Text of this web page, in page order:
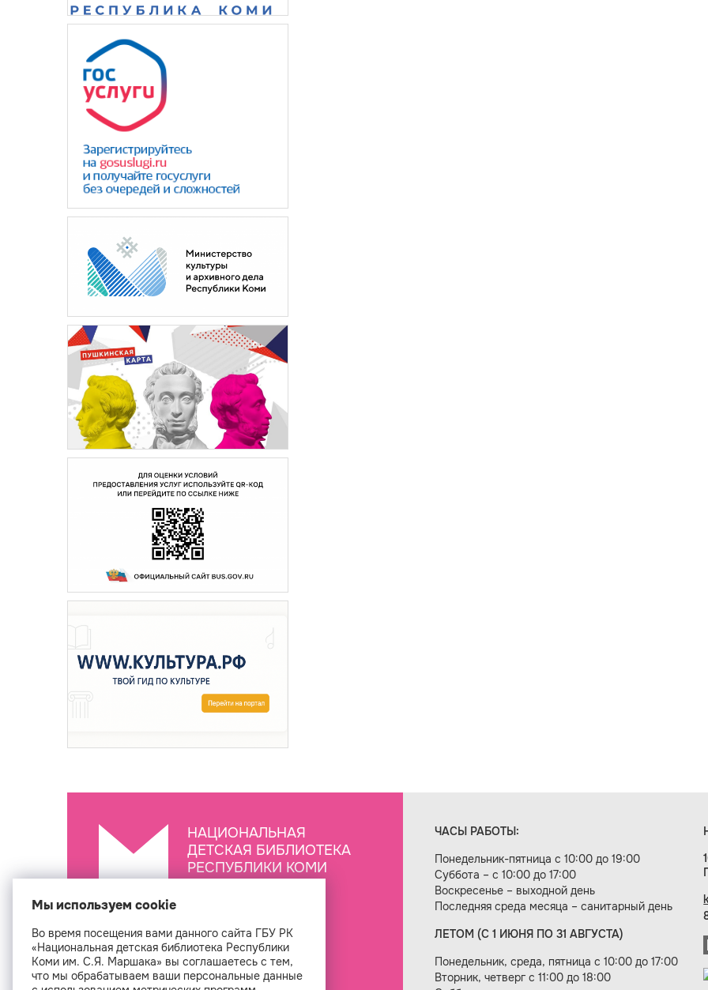
НАЦИОНАЛЬНАЯ
ДЕТСКАЯ БИБЛИОТЕКА
РЕСПУБЛИКИ КОМИ
ЧАСЫ РАБОТЫ:
Понедельник-пятница с 10:00 до 19:00
Суббота – с 10:00 до 17:00
Воскресенье – выходной день
Последняя среда месяца – санитарный день
ЛЕТОМ (С 1 ИЮНЯ ПО 31 АВГУСТА)
Понедельник, среда, пятница с 10:00 до 17:00
Вторник, четверг с 11:00 до 18:00
Создание сайта — веб-студия «Цифровой век»
Мы используем cookie
Во время посещения вами данного сайта ГБУ РК
«Национальная детская библиотека Республики
Коми им. С.Я. Маршака» вы соглашаетесь с тем,
что мы обрабатываем ваши персональные данные